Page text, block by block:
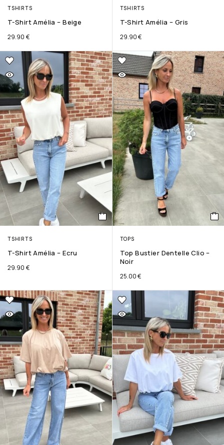
TSHIRTS
T-Shirt Amélia – Beige
29.90 €
TSHIRTS
T-Shirt Amélia – Gris
29.90€
TSHIRTS
T-Shirt Amélia – Ecru
29.90 €
TOPS
Top Bustier Dentelle Clio –
Noir
25.00€